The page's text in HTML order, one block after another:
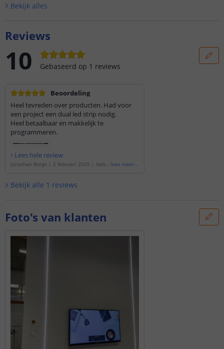
Bekijk alles
Reviews
10 Gebaseerd op 1 reviews
Beoordeling
Heel tevreden over producten. Had voor
een project een dual led strip nodig.
Heel betaalbaar en makkelijk te
programmeren.
Lees hele review
Jonathan Borgo | 2 februari 2025 | Geba
lees meer...
Bekijk alle 1 reviews
Foto's van klanten